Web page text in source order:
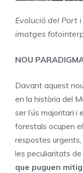
Evolució del Port
imatges
NOU
Davant aquest
en la història del
ser l’ús majoritari
forestals ocupen
respostes
les peculiaritats
que puguen